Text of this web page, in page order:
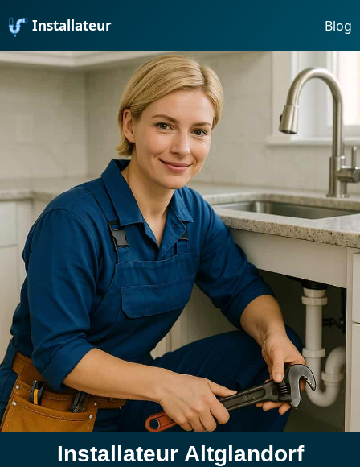
Installateur Blog
Installateur Altglandorf